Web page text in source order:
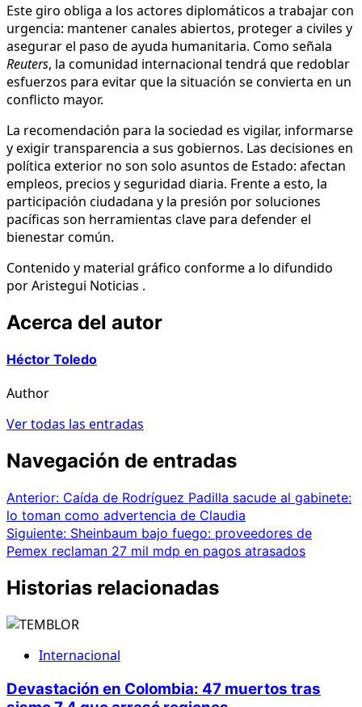
Este giro obliga a los actores diplomáticos a trabajar con
urgencia: mantener canales abiertos, proteger a civiles y
asegurar el paso de ayuda humanitaria. Como señala
Reuters, la comunidad internacional tendrá que redoblar
esfuerzos para evitar que la situación se convierta en un
conflicto mayor.
La recomendación para la sociedad es vigilar, informarse
y exigir transparencia a sus gobiernos. Las decisiones en
política exterior no son solo asuntos de Estado: afectan
empleos, precios y seguridad diaria. Frente a esto, la
participación ciudadana y la presión por soluciones
pacíficas son herramientas clave para defender el
bienestar común.
Contenido y material gráfico conforme a lo difundido
por Aristegui Noticias .
Acerca del autor
Héctor Toledo
Author
Ver todas las entradas
Navegación de entradas
Anterior: Caída de Rodríguez Padilla sacude al gabinete:
lo toman como advertencia de Claudia
Siguiente: Sheinbaum bajo fuego: proveedores de
Pemex reclaman 27 mil mdp en pagos atrasados
Historias relacionadas
Internacional
Devastación en Colombia: 47 muertos tras